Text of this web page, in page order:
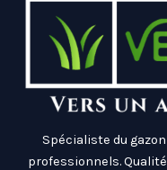
Spécialiste du
professionnels.